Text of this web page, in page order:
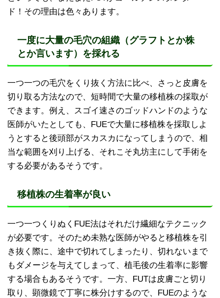
ド！その理由は色々あります。
一度に大量の毛穴の組織（グラフトとか株
とか言います）を採れる
一つ一つの毛穴をくり抜く方法に比べ、さっと皮膚を
切り取る方法なので、短時間で大量の移植株の採取が
できます。例え、スゴイ速さのゴッドハンドのような
医師がいたとしても、FUEで大量に移植株を採取しよ
うとすると後頭部がスカスカになってしまうので、相
当な範囲を刈り上げる、それこそ丸坊主にして手術を
する必要があるそうです。
移植株の生着率が良い
一つ一つくりぬくFUE法はそれだけ繊細なテクニック
が必要です。そのため未熟な医師がやると移植株を引
き抜く際に、途中で切れてしまったり、切れないまで
もダメージを与えてしまって、植毛後の生着率に影響
する場合もあるそうです。一方、FUTは皮膚ごと切り
取り、顕微鏡で丁寧に株分けするので、FUEのような